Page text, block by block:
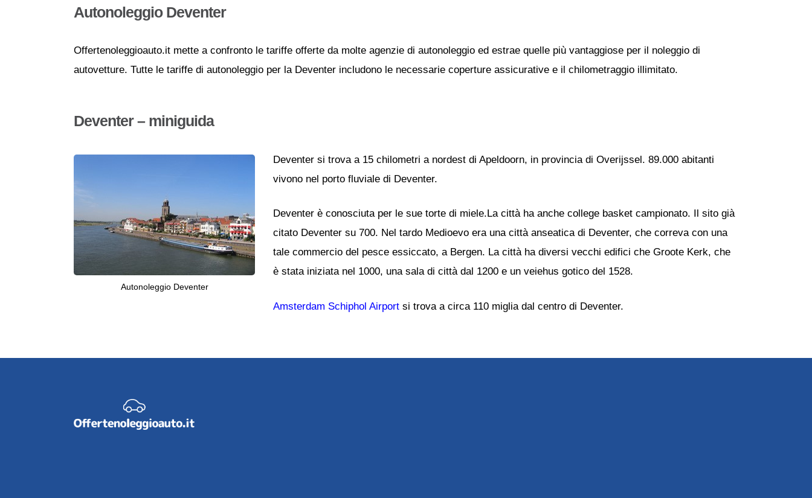
Autonoleggio Deventer
Offertenoleggioauto.it mette a confronto le tariffe offerte da molte agenzie di autonoleggio ed estrae quelle più vantaggiose per il noleggio di
autovetture. Tutte le tariffe di autonoleggio per la Deventer includono le necessarie coperture assicurative e il chilometraggio illimitato.
Deventer – miniguida
Autonoleggio Deventer
Deventer si trova a 15 chilometri a nordest di Apeldoorn, in provincia di Overijssel. 89.000 abitanti
vivono nel porto fluviale di Deventer.
Deventer è conosciuta per le sue torte di miele.La città ha anche college basket campionato. Il sito già
citato Deventer su 700. Nel tardo Medioevo era una città anseatica di Deventer, che correva con una
tale commercio del pesce essiccato, a Bergen. La città ha diversi vecchi edifici che Groote Kerk, che
è stata iniziata nel 1000, una sala di città dal 1200 e un veiehus gotico del 1528.
Amsterdam Schiphol Airport si trova a circa 110 miglia dal centro di Deventer.